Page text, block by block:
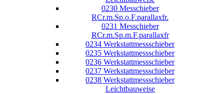
0230 Messchieber
RCr.m.Sp.o.F.parallaxfr.
0231 Messchieber
RCr.m.Sp.m.F.parallaxfr
0234 Werkstattmessschieber
0235 Werkstattmessschieber
0236 Werkstattmessschieber
0237 Werkstattmessschieber
0238 Werkstattmessschieber
Leichtbauweise